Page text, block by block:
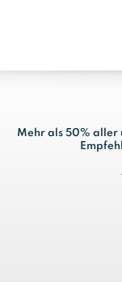
Mehr als 50% aller